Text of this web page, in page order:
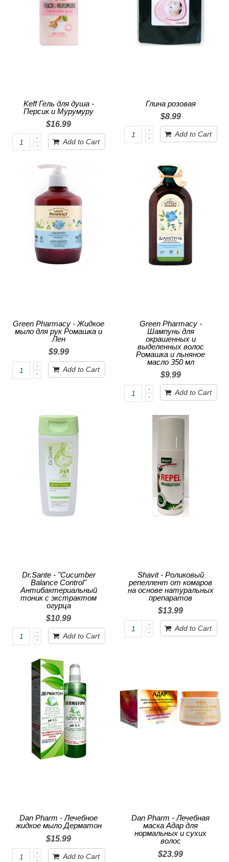
Keff Гель для душа -
Персик и Мурумуру
$16.99
Add to Cart
Глина розовая
$8.99
Add to Cart
Green Pharmacy - Жидкое
мыло для рук Ромашка и
Лен
$9.99
Add to Cart
Green Pharmacy -
Шампунь для
окрашенных и
выделенных волос
Ромашка и льняное
масло 350 мл
$9.99
Add to Cart
Dr.Sante - "Cucumber
Balance Control"
Антибактериальный
тоник с экстрактом
огурца
$10.99
Add to Cart
Shavit - Роликовый
репеллент от комаров
на основе натуральных
препаратов
$13.99
Add to Cart
Dan Pharm - Лечебное
жидкое мыло Дерматон
$15.99
Add to Cart
Dan Pharm - Лечебная
маска Адар для
нормальных и сухих
волос
$23.99